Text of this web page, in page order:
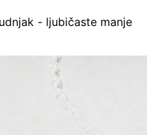
- ljubičaste manje